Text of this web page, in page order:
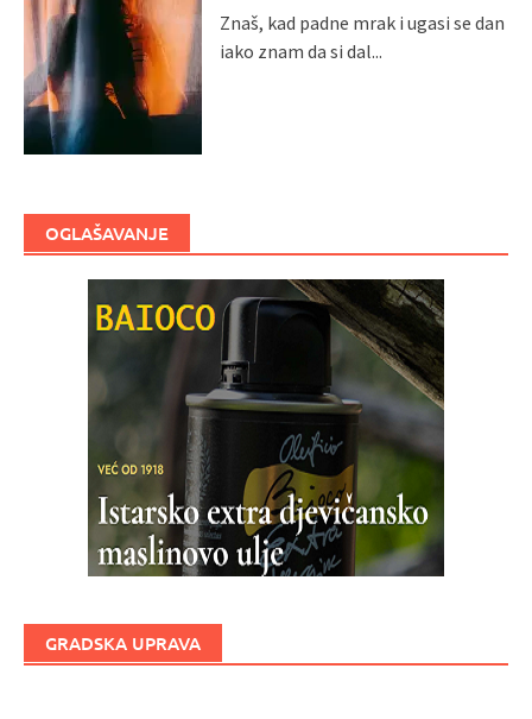
Znaš, kad padne mrak i ugasi se dan
iako znam da si dal...
OGLAŠAVANJE
GRADSKA UPRAVA